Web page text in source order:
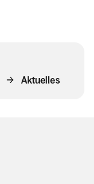
Aktuelles